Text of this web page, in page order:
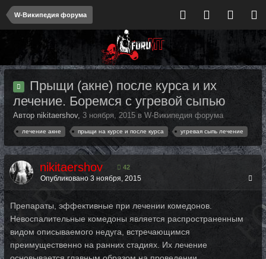
W-Википедия форума
Прыщи (акне) после курса и их
лечение. Боремся с угревой сыпью
Автор nikitaershov, 3 ноября, 2015 в W-Википедия форума
лечение акне прыщи на курсе и после курса угревая сыпь лечение
nikitaershov 42
Опубликовано 3 ноября, 2015
Препараты, эффективные при лечении комедонов.
Невоспалительные комедоны является распространенным
видом описываемого недуга, встречающимся
преимущественно на ранних стадиях. Их лечение